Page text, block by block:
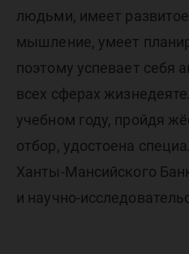
людьми, имеет развитое
мышление, умеет
поэтому успевает себя
всех сферах
учебном году, пройдя
отбор, удостоена
Ханты-Мансийского
и научно-